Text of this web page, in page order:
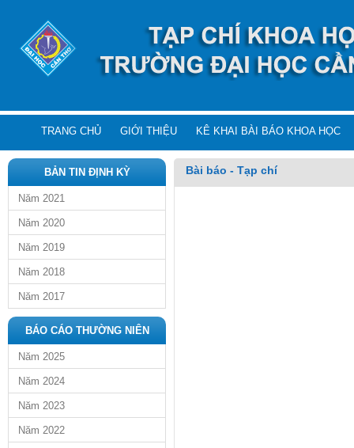
TRANG CHỦ GIỚI THIỆU KÊ KHAI BÀI BÁO KHOA HỌC
BẢN TIN ĐỊNH KỲ
Năm 2021
Năm 2020
Năm 2019
Năm 2018
Năm 2017
BÁO CÁO THƯỜNG NIÊN
Năm 2025
Năm 2024
Năm 2023
Năm 2022
Bài báo - Tạp chí